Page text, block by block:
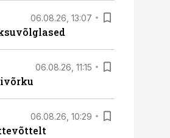
06.08.26, 13:07
06.08.26, 11:15
06.08.26, 10:29